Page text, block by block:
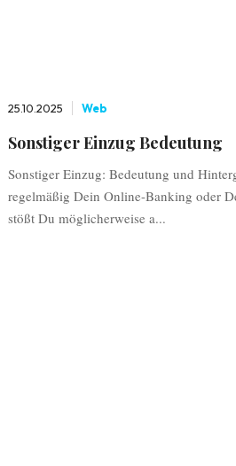
25.10.2025 Web
Sonstiger Einzug Bedeutung
Sonstiger Einzug: Bedeutung und
regelmäßig Dein Online-Banking oder
stößt Du möglicherweise a...